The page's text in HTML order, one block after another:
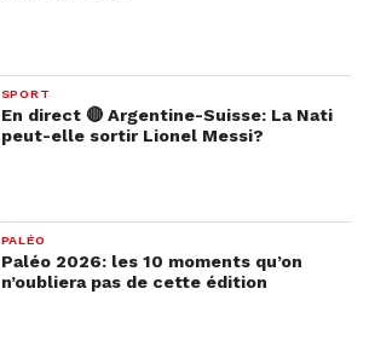
SPORT
En direct 🔴 Argentine-Suisse: La Nati
peut-elle sortir Lionel Messi?
PALÉO
Paléo 2026: les 10 moments qu’on
n’oubliera pas de cette édition